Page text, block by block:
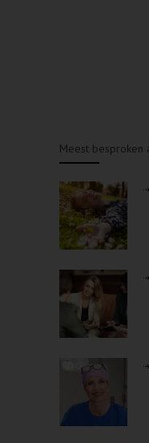
Meest besproken